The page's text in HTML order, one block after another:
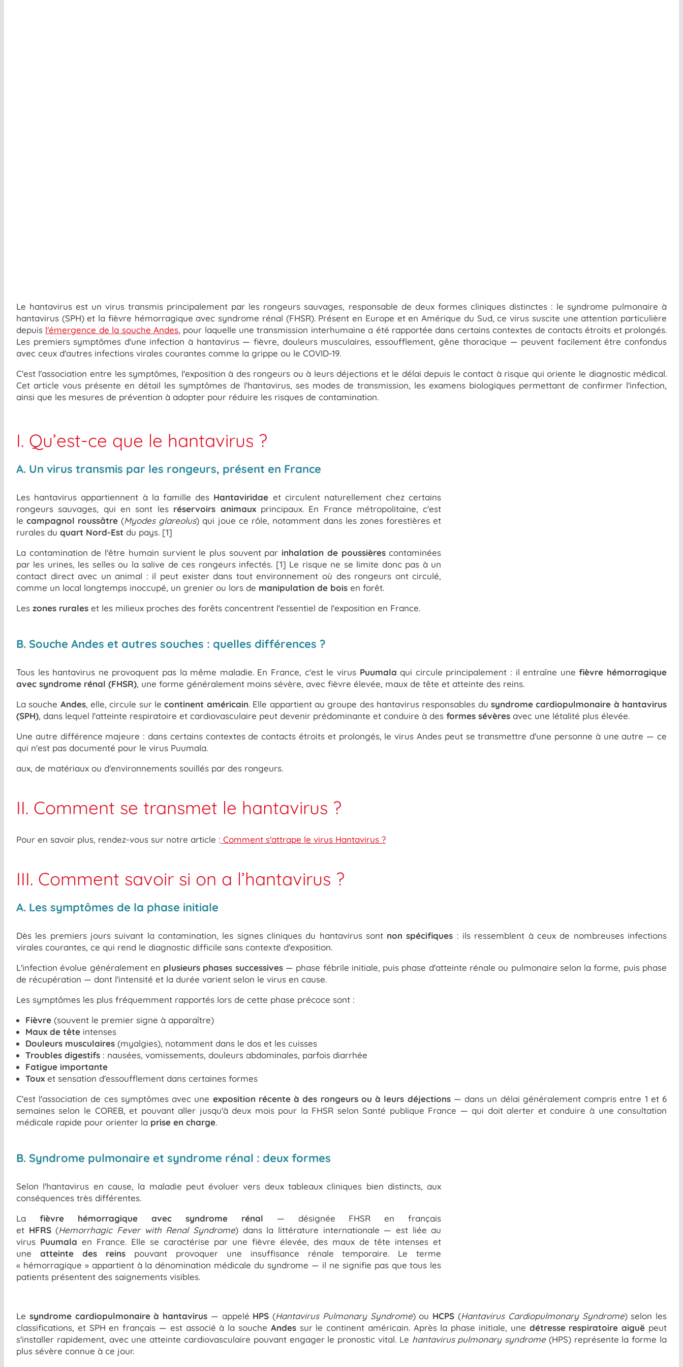
Le hantavirus est un virus transmis principalement par les rongeurs sauvages, responsable de deux formes cliniques distinctes : le syndrome pulmonaire à
hantavirus (SPH) et la fièvre hémorragique avec syndrome rénal (FHSR). Présenten Europe et en Amérique du Sud, ce virus suscite une attention particulière
depuis l'émergence de la souche Andes, pour laquelle une transmission interhumaine a été rapportée dans certains contextes de contacts étroits et prolongés.
Les premiers symptômes d'une infection à hantavirus — fièvre, douleurs musculaires, essoufflement, gêne thoracique — peuvent facilement être confondus
avec ceux d'autres infections virales courantes comme la grippe ou le COVID-19.
C'est l'association entre les symptômes, l'exposition à des rongeurs ou à leurs déjections et le délai depuis le contact à risque qui oriente le diagnostic médical.
Cet article vous présente en détail les symptômes de l'hantavirus, ses modes de transmission, les examens biologiques permettant de confirmer l'infection,
ainsi que les mesures de prévention à adopter pour réduire les risques de contamination.
I. Qu’est-ce que le hantavirus ?
A. Un virus transmis par les rongeurs, présent en France
Les hantavirus appartiennent à la famille des Hantaviridae et circulent naturellement chez certains
rongeurs sauvages, qui en sont les réservoirs animauxprincipaux. En France métropolitaine, c'est
lecampagnol roussâtre (Myodes glareolus) qui joue ce rôle, notamment dans les zones forestières et
rurales du quart Nord-Est du pays. [1]
La contamination de l'être humain survient le plus souvent par inhalation de poussièrescontaminées
par les urines, les selles ou la salive de ces rongeurs infectés. [1] Le risque ne se limite donc pas à un
contact direct avec un animal : il peut exister dans tout environnement où des rongeurs ont circulé,
comme un local longtemps inoccupé, un grenier ou lors de manipulation de boisen forêt.
Les zones ruraleset les milieux proches des forêts concentrent l'essentiel de l'exposition en France.
B. Souche Andes et autres souches : quelles différences ?
Tous les hantavirus ne provoquent pas la même maladie. En France, c'est le virus Puumala qui circule principalement : il entraîne unefièvre hémorragique
avec syndrome rénal (FHSR), une forme généralement moins sévère, avec fièvre élevée, maux de tête et atteinte des reins.
La souche Andes, elle, circule sur lecontinent américain. Elle appartient au groupe des hantavirus responsables dusyndrome cardiopulmonaire à hantavirus
(SPH), dans lequel l'atteinte respiratoire et cardiovasculaire peut devenir prédominante et conduire à des formes sévèresavec une létalité plus élevée.
Une autre différence majeure : dans certains contextes de contacts étroits et prolongés, le virus Andes peut se transmettre d'une personne à une autre — ce
qui n'est pas documenté pour le virus Puumala.
aux, de matériaux ou d'environnements souillés par des rongeurs.
II. Comment se transmet le hantavirus ?
Pour en savoir plus, rendez-vous sur notre article : Comment s'attrape le virus Hantavirus ?
III. Comment savoir si on a l’hantavirus ?
A. Les symptômes de la phase initiale
Dès les premiers jours suivant la contamination, les signes cliniques du hantavirus sont non spécifiques : ils ressemblent à ceux de nombreuses infections
virales courantes, ce qui rend le diagnostic difficile sans contexte d'exposition.
L'infection évolue généralement en plusieurs phases successives— phase fébrile initiale, puis phase d'atteinte rénale ou pulmonaire selon la forme, puis phase
de récupération — dont l'intensité et la durée varient selon le virus en cause.
Les symptômes les plus fréquemment rapportés lors de cette phase précoce sont :
Fièvre(souvent le premier signe à apparaître)
Maux de têteintenses
Douleurs musculaires(myalgies), notamment dans le dos et les cuisses
Troubles digestifs: nausées, vomissements, douleurs abdominales, parfois diarrhée
Fatigue importante
Touxet sensation d'essoufflement dans certaines formes
C'est l'association de ces symptômes avec une exposition récente à des rongeurs ou à leurs déjections— dans un délai généralement compris entre 1 et 6
semaines selon le COREB, et pouvant aller jusqu'à deux mois pour la FHSR selon Santé publique France — qui doit alerter et conduire à une consultation
médicale rapide pour orienter la prise en charge.
B. Syndrome pulmonaire et syndrome rénal : deux formes
Selon l'hantavirus en cause, la maladie peut évoluer vers deux tableaux cliniques bien distincts, aux
conséquences très différentes.
La fièvre hémorragique avec syndrome rénal — désignée FHSR en français
et HFRS(Hemorrhagic Fever with Renal Syndrome) dans la littérature internationale — est liée au
virus Puumala en France. Elle se caractérise par une fièvre élevée, des maux de tête intenses et
une atteinte des reinspouvant provoquer une insuffisance rénale temporaire. Le terme
« hémorragique » appartient à la dénomination médicale du syndrome — il ne signifie pas que tous les
patients présentent des saignements visibles.
Le syndrome cardiopulmonaire à hantavirus — appelé HPS (Hantavirus Pulmonary Syndrome) ou HCPS (Hantavirus Cardiopulmonary Syndrome) selon les
classifications, et SPH en français — est associé à la souche Andessur le continent américain. Après la phase initiale, une détresse respiratoire aiguë peut
s'installer rapidement, avec une atteinte cardiovasculaire pouvant engager le pronostic vital. Le hantavirus pulmonary syndrome(HPS) représente la forme la
plus sévère connue à ce jour.